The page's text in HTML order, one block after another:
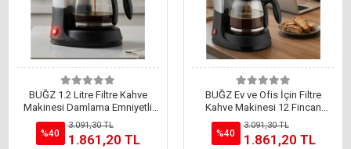
BUĞZ 1.2 Litre Filtre Kahve
Makinesi Damlama Emniyetli
Cam Karaflı
%40
3.091,30 TL
1.861,20 TL
BUĞZ Ev ve Ofis İçin Filtre
Kahve Makinesi 12 Fincan
Kapasiteli Kahve Makinesi
%40
3.091,30 TL
1.861,20 TL